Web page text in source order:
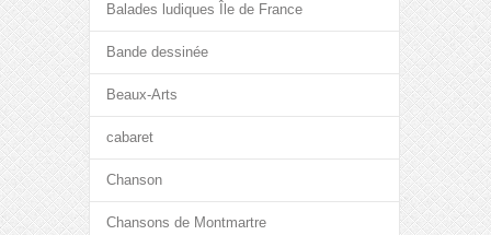
Balades ludiques Île de France
Bande dessinée
Beaux-Arts
cabaret
Chanson
Chansons de Montmartre